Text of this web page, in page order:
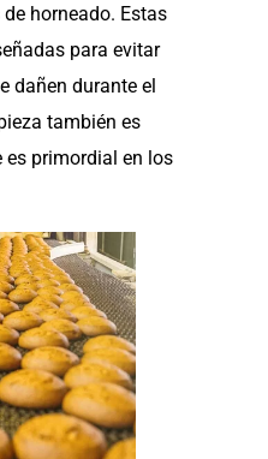
horneado. Estas
para evitar
dañen durante el
también es
primordial en los